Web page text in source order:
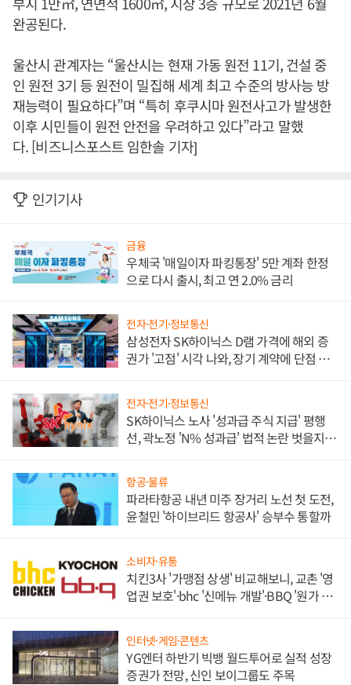
완공된다.
울산시 관계자는 “울산시는 현재 가동 원전 11기, 건설 중
인 원전 3기 등 원전이 밀집해 세계 최고 수준의 방사능 방
재능력이 필요하다”며 “특히 후쿠시마 원전사고가 발생한
이후 시민들이 원전 안전을 우려하고 있다”라고 말했
다. [비즈니스포스트 임한솔 기자]
인기기사
금융
우체국 '매일이자 파킹통장' 5만 계좌 한정
으로 다시 출시, 최고 연 2.0% 금리
전자·전기·정보통신
삼성전자 SK하이닉스 D램 가격에 해외 증
권가 '고점' 시각 나와, 장기 계약에 단점 부
전자·전기·정보통신
SK하이닉스 노사 '성과급 주식 지급' 평행
선, 곽노정 'N% 성과급' 법적 논란 벗을지 주
항공·물류
파라타항공 내년 미주 장거리 노선 첫 도전,
윤철민 '하이브리드 항공사' 승부수 통할까
소비자·유통
치킨3사 '가맹점 상생' 비교해보니, 교촌 '영
업권 보호'·bhc '신메뉴 개발'·BBQ '원가 부
인터넷·게임·콘텐츠
YG엔터 하반기 빅뱅 월드투어로 실적 성장
증권가 전망, 신인 보이그룹도 주목